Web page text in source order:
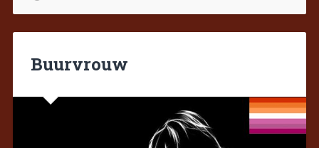
Buurvrouw